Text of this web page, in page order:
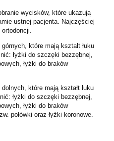
wycisków, które ukazują
ustnej pacjenta. Najczęściej
które mają kształt łuku
łyżki do szczęki bezzębnej,
łyżki do braków
które mają kształt łuku
łyżki do szczęki bezzębnej,
łyżki do braków
połówki oraz łyżki koronowe.